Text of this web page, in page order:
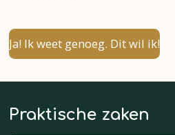
Ja! Ik weet genoeg. Dit wil ik!
Praktische zaken